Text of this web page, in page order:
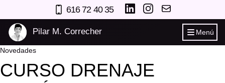
616 72 40 35
Pilar M. Correcher Menú
Novedades
CURSO DRENAJE